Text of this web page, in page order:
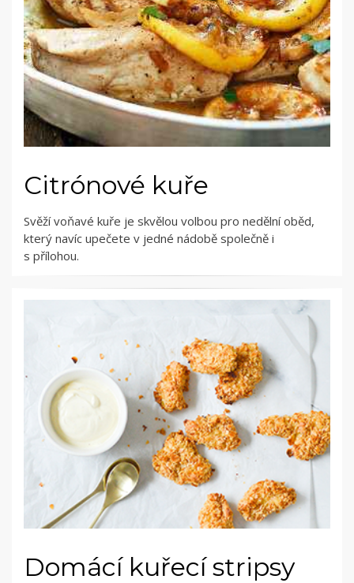
Citrónové kuře
Svěží voňavé kuře je skvělou volbou pro nedělní oběd,
který navíc upečete v jedné nádobě společně i
s přílohou.
Domácí kuřecí stripsy